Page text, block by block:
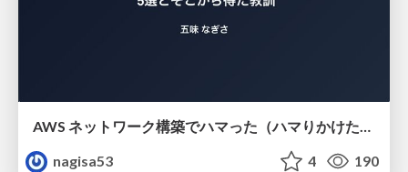
AWS ネットワーク構築でハマった（ハマりかけた） 5選とそこから得た教訓
nagisa53
4 190